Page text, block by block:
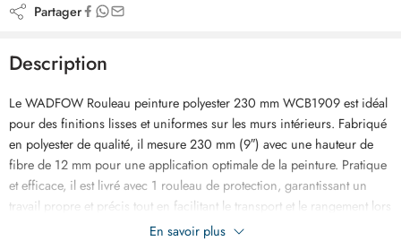
Partager
Description
Le WADFOW Rouleau peinture polyester 230 mm WCB1909 est idéal
pour des finitions lisses et uniformes sur les murs intérieurs. Fabriqué
en polyester de qualité, il mesure 230 mm (9″) avec une hauteur de
fibre de 12 mm pour une application optimale de la peinture. Pratique
et efficace, il est livré avec 1 rouleau de protection, garantissant un
travail propre et précis tout en facilitant le transport et le rangement lors
de vos projets de peinture.En savoir plus